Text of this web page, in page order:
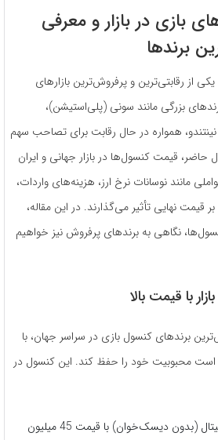
بازی در بازار و معرفی
برندها
از رقابتی‌ترین و پرفروش‌ترین بازارهای
بزرگی مانند سونی (پلی‌استیشن)،
همواره در حال رقابت برای تصاحب سهم
حاضر، قیمت کنسول‌ها در بازار جهانی و ایران
مانند نوسانات نرخ ارز، هزینه‌های واردات،
قیمت نهایی تأثیر می‌گذارند. در این مقاله،
نگاهی به برندهای پرفروش نیز خواهیم
برندهای کنسول بازی در سراسر جهان، با
5 توانسته است محبوبیت خود را حفظ کند. این کنسول در
پلی‌استیشن 5 اسلیم دیجیتال (بدون دیسک‌خوان) با قیمت 45 میلیون